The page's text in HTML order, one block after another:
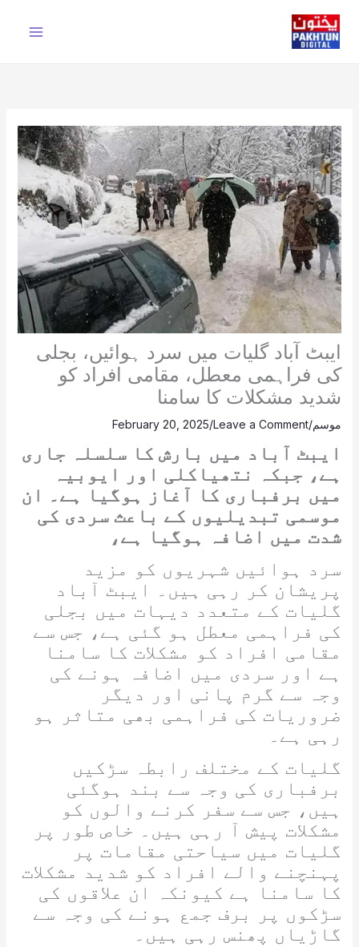
content
ایبٹ آباد گلیات میں سرد ہوائیں، بجلی
کی فراہمی معطل، مقامی افراد کو
شدید مشکلات کا سامنا
موسم/
Leave a Comment
/
February 20, 2025
ایبٹ آباد میں بارش کا سلسلہ جاری
ہے، جبکہ نتھیاکلی اور ایوبیہ
میں برفباری کا آغاز ہوگیا ہے۔ ان
موسمی تبدیلیوں کے باعث سردی کی
شدت میں اضافہ ہوگیا ہے،
سرد ہوائیں شہریوں کو مزید
پریشان کر رہی ہیں۔ ایبٹ آباد
گلیات کے متعدد دیہات میں بجلی
کی فراہمی معطل ہو گئی ہے، جس سے
مقامی افراد کو مشکلات کا سامنا
ہے اور سردی میں اضافہ ہونے کی
وجہ سے گرم پانی اور دیگر
ضروریات کی فراہمی بھی متاثر ہو
رہی ہے۔
گلیات کے مختلف رابطہ سڑکیں
برفباری کی وجہ سے بند ہوگئی
ہیں، جس سے سفر کرنے والوں کو
مشکلات پیش آ رہی ہیں۔ خاص طور پر
گلیات میں سیاحتی مقامات پر
پہنچنے والے افراد کو شدید مشکلات
کا سامنا ہے کیونکہ ان علاقوں کی
سڑکوں پر برف جمع ہونے کی وجہ سے
گاڑیاں پھنس رہی ہیں۔